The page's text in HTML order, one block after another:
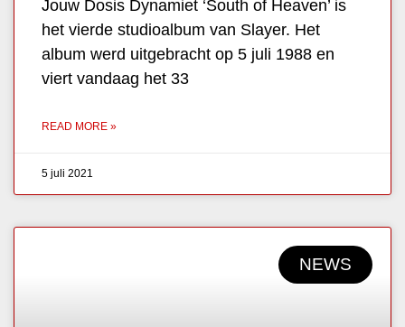
Jouw Dosis Dynamiet ‘South of Heaven’ is
het vierde studioalbum van Slayer. Het
album werd uitgebracht op 5 juli 1988 en
viert vandaag het 33
READ MORE »
5 juli 2021
NEWS